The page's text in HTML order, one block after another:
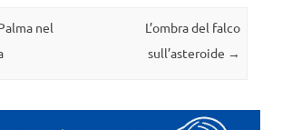
nel
L’ombra del falco
sull’asteroide →